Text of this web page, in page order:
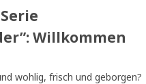
Willkommen
wohlig, frisch und geborgen?